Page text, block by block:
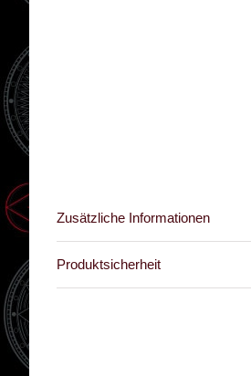
Zusätzliche Informationen
Produktsicherheit